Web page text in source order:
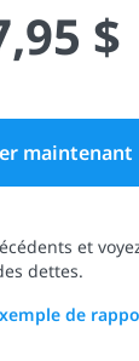
$
maintenant
et
dettes.
de